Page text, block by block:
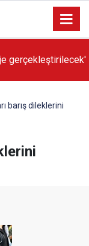
gerçekleştirilecek'
barış dileklerini